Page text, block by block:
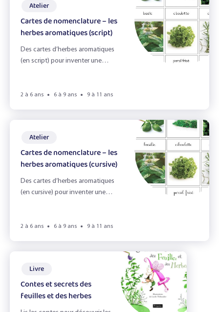
Les fruits du verger
Les herbes aromatiques
Les légumineuses
Les pommes
Portraits gourmands
Sandwich !
Effacer les filtres
Atelier
Cartes de nomenclature – les
herbes aromatiques (script)
Des cartes d’herbes aromatiques
(en script) pour inventer une
2 à 6 ans 6 à 9 ans 9 à 11 ans
Atelier
Cartes de nomenclature – les
herbes aromatiques (cursive)
Des cartes d’herbes aromatiques
(en cursive) pour inventer une
2 à 6 ans 6 à 9 ans 9 à 11 ans
Livre
Contes et secrets des
feuilles et des herbes